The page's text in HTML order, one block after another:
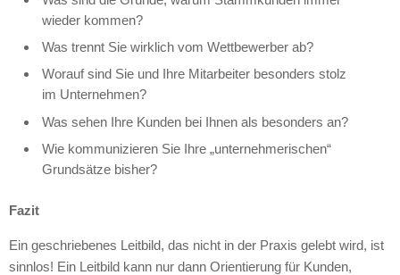
wieder kommen?
Was trennt Sie wirklich vom Wettbewerber ab?
Worauf sind Sie und Ihre Mitarbeiter besonders stolz
im Unternehmen?
Was sehen Ihre Kunden bei Ihnen als besonders an?
Wie kommunizieren Sie Ihre „unternehmerischen“
Grundsätze bisher?
Fazit
Ein geschriebenes Leitbild, das nicht in der Praxis gelebt wird, ist
sinnlos! Ein Leitbild kann nur dann Orientierung für Kunden,